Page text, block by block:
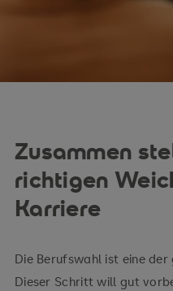
Zusammen
richtigen
Karriere
Die Berufswahl ist eine
Dieser Schritt will gut